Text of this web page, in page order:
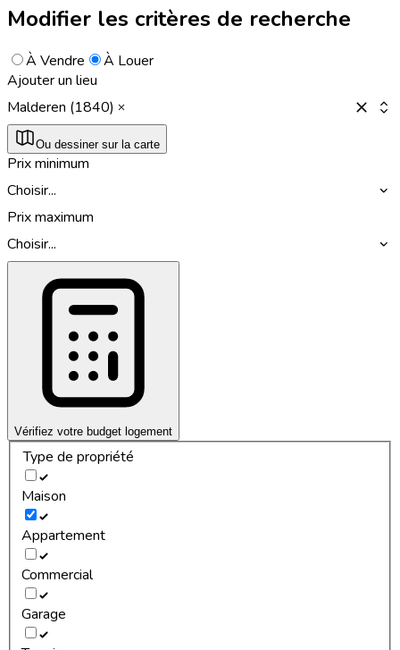
Modifier les critères de recherche
À Vendre
À Louer
Ajouter un lieu
Malderen (1840)
Ou dessiner sur la carte
Prix minimum
Choisir...
Prix maximum
Choisir...
Vérifiez votre budget logement
Type de propriété
Maison
Appartement
Commercial
Garage